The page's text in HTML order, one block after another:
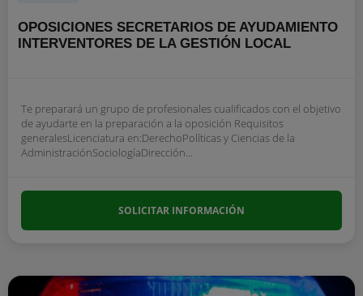
OPOSICIONES SECRETARIOS DE AYUDAMIENTO
INTERVENTORES DE LA GESTIÓN LOCAL
Te preparará un grupo de profesionales cualificados con el objetivo
de ayudarte en la preparación a la oposición Requisitos
generalesLicenciatura en:DerechoPolíticas y Ciencias de la
AdministraciónSociologíaDirección...
SOLICITAR INFORMACIÓN